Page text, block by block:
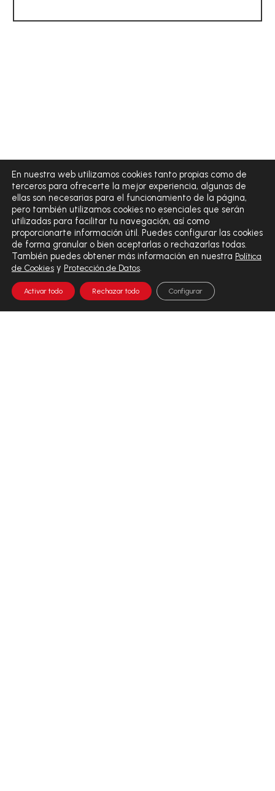
En nuestra web utilizamos cookies tanto propias como de
terceros para ofrecerte la mejor experiencia, algunas de
ellas son necesarias para el funcionamiento de la página,
pero también utilizamos cookies no esenciales que serán
utilizadas para facilitar tu navegación, así como
proporcionarte información útil. Puedes configurar las cookies
de forma granular o bien aceptarlas o rechazarlas todas.
También puedes obtener más información en nuestra Política
de Cookies y Protección de Datos.
Activar todo Rechazar todo Configurar